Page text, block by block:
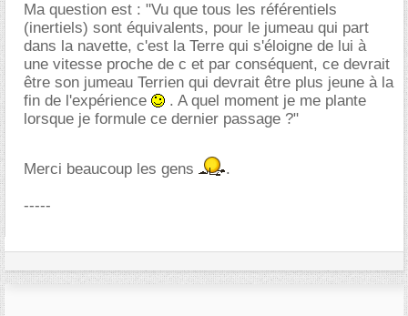
Ma question est : "Vu que tous les référentiels
(inertiels) sont équivalents, pour le jumeau qui part
dans la navette, c'est la Terre qui s'éloigne de lui à
une vitesse proche de c et par conséquent, ce devrait
être son jumeau Terrien qui devrait être plus jeune à la
fin de l'expérience
. A quel moment je me plante
lorsque je formule ce dernier passage ?"
Merci beaucoup les gens .
-----